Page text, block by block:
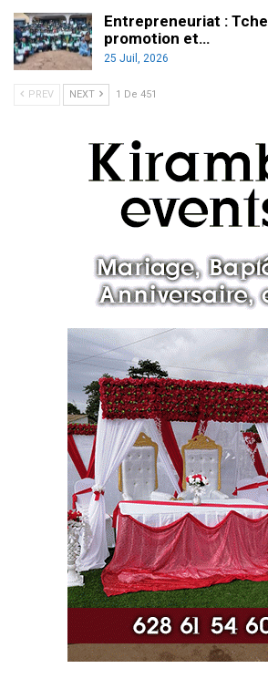
Entrepreneuriat :
promotion et…
25 Juil, 2026
PREV NEXT 1 De 451